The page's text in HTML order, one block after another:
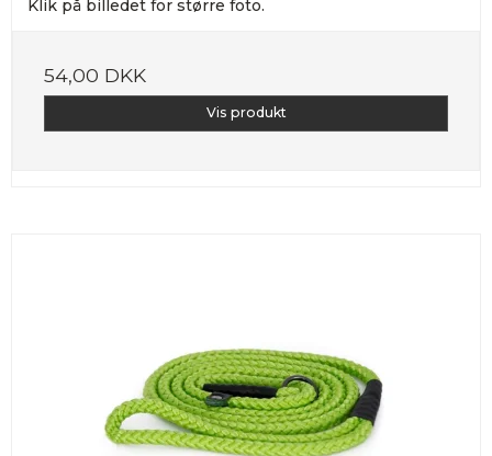
Klik på billedet for større foto.
54,00 DKK
Vis produkt